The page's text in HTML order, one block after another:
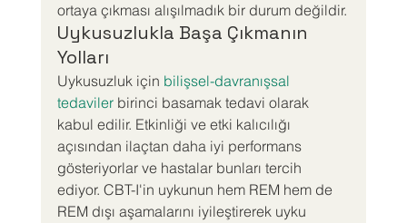
ortaya çıkması alışılmadık bir durum değildir.
Uykusuzlukla Başa Çıkmanın
Yolları
Uykusuzluk için bilişsel-davranışsal
tedaviler birinci basamak tedavi olarak
kabul edilir. Etkinliği ve etki kalıcılığı
açısından ilaçtan daha iyi performans
gösteriyorlar ve hastalar bunları tercih
ediyor. CBT-I'in uykunun hem REM hem de
REM dışı aşamalarını iyileştirerek uyku